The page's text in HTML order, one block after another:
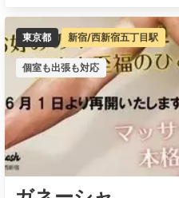
東京都 新宿/西新宿五丁目駅
個室も出張も対応